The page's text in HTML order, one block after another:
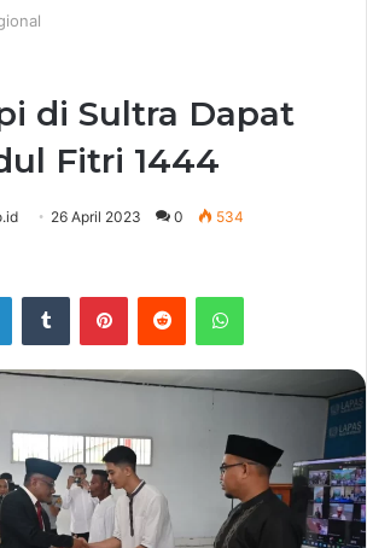
di Sultra Dapat
Fitri 1444
26 April 2023 0 534